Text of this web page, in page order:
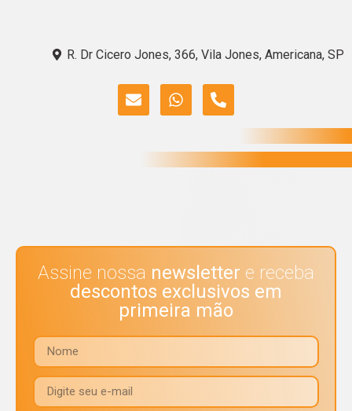
R. Dr Cicero Jones, 366, Vila Jones, Americana, SP
Assine nossa newsletter e receba
descontos exclusivos em
primeira mão